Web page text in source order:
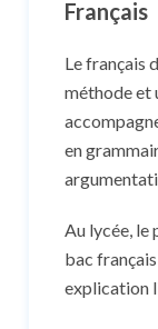
Français
Le français
méthode et
en
Au lycée, le
bac
explication